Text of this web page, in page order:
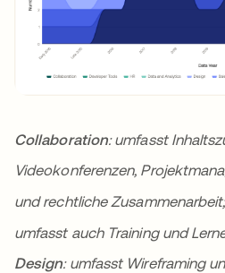
Collaboration: umfasst
Videokonferenzen,
und rechtliche
umfasst auch Training und
Design: umfasst Wireframing